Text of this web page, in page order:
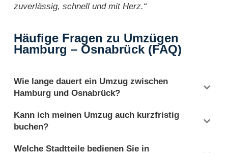
zuverlässig, schnell und mit Herz.“
Häufige Fragen zu Umzügen
Hamburg – Osnabrück (FAQ)
Wie lange dauert ein Umzug zwischen
Hamburg und Osnabrück?
Entladen planen wir meist 1,5 bis 2 Tage ein.
Kann ich meinen Umzug auch kurzfristig
buchen?
innerhalb weniger Tage möglich. Nutzen Sie unsere
Welche Stadtteile bedienen Sie in